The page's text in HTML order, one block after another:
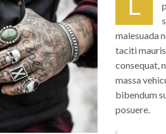
malesuada
taciti
consequat,
massa
bibendum
posuere.